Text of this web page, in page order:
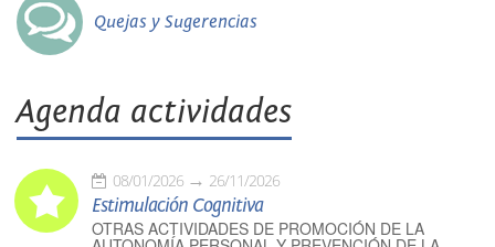
Quejas y Sugerencias
Agenda actividades
08/01/2026 26/11/2026
Estimulación Cognitiva
OTRAS ACTIVIDADES DE PROMOCIÓN DE LA